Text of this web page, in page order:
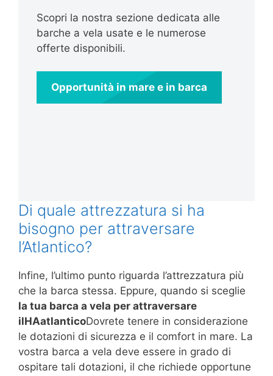
Scopri la nostra sezione dedicata alle
barche a vela usate e le numerose
offerte disponibili.
Opportunità in mare e in barca
Di quale attrezzatura si ha
bisogno per attraversare
l’Atlantico?
Infine, l’ultimo punto riguarda l’attrezzatura più
che la barca stessa. Eppure, quando si sceglie
la tua barca a vela per attraversare
ilHAatlanticoDovrete tenere in considerazione
le dotazioni di sicurezza e il comfort in mare. La
vostra barca a vela deve essere in grado di
ospitare tali dotazioni, il che richiede opportune